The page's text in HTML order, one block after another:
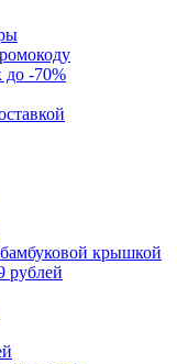
до -70%
крышкой
рублей